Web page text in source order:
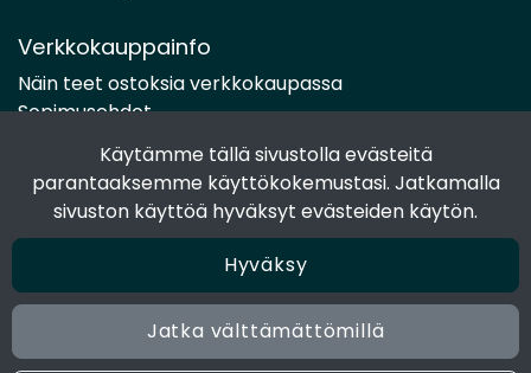
Käytämme tällä sivustolla evästeitä
parantaaksemme käyttökokemustasi. Jatkamalla
sivuston käyttöä hyväksyt evästeiden käytön.
Hyväksy
Jatka välttämättömillä
Verkkokauppainfo
Näin teet ostoksia verkkokaupassa
Sopimusehdot
Toimitustavat
Maksutavat
Tietosuojaseloste
Seuraa sosiaalisessa mediassa
Facebook